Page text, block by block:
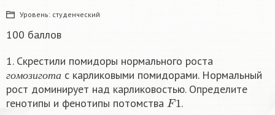
Уровень: студенческий
100 баллов
1. Скрестили помидоры нормального роста
г ом о з и г о т а
го мозигота с карликовыми помидорами. Нормальный
рост доминирует над карликовостью. Определите
генотипы и фенотипы потомства F1.